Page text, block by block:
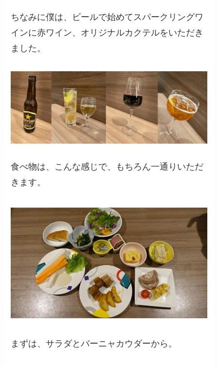
ちなみに僕は、ビールで始めてスパークリングワ
インに赤ワイン、オリジナルカクテルをいただき
ました。
食べ物は、こんな感じで、もちろん一通りいただ
きます。
まずは、サラダとバーニャカウダーから。